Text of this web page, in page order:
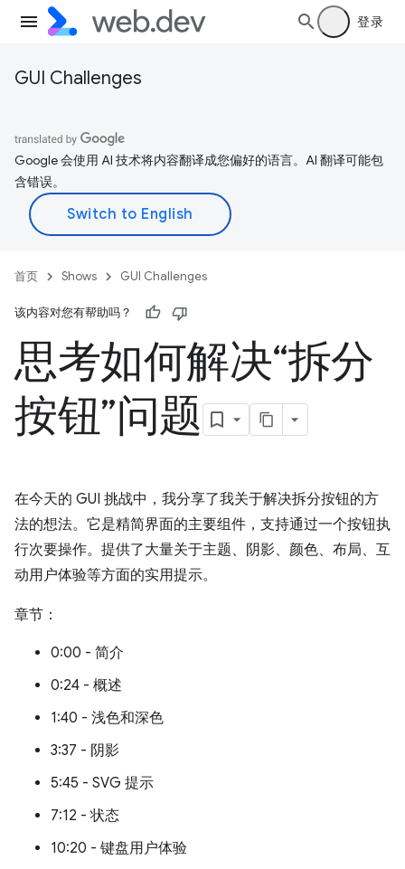
登录
GUI Challenges
Google 会使用 AI 技术将内容翻译成您偏好的语言。AI 翻译可能包
含错误。
首页 Shows GUI Challenges
该内容对您有帮助吗？
思考如何解决“拆分
按钮”问题
在今天的 GUI 挑战中，我分享了我关于解决拆分按钮的方
法的想法。它是精简界面的主要组件，支持通过一个按钮执
行次要操作。提供了大量关于主题、阴影、颜色、布局、互
动用户体验等方面的实用提示。
章节：
0:00 - 简介
0:24 - 概述
1:40 - 浅色和深色
3:37 - 阴影
5:45 - SVG 提示
7:12 - 状态
10:20 - 键盘用户体验